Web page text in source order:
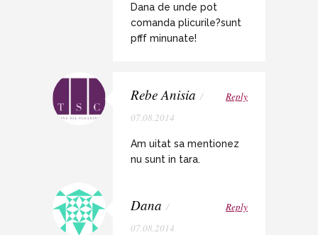
Dana de unde pot
comanda plicurile?sunt
pfff minunate!
Rebe Anisia /
07.08.2014
Reply
Am uitat sa mentionez
nu sunt in tara.
Dana /
07.08.2014
Reply